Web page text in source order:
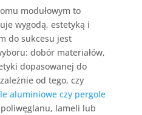
modułowym to
wygodą, estetyką i
do sukcesu jest
dobór materiałów,
dopasowanej do
od tego, czy
aluminiowe czy pergole
lameli lub